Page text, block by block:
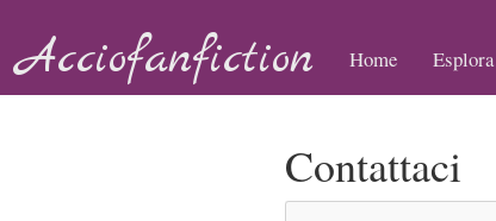
Acciofanfiction Home Esplora
Contattaci